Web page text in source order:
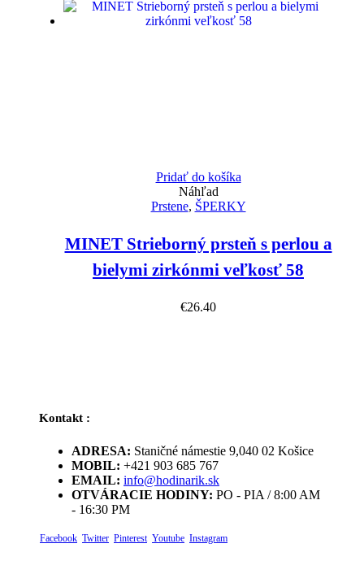
Pridať do košíka
Náhľad
Prstene, ŠPERKY
MINET Strieborný prsteň s perlou a
bielymi zirkónmi veľkosť 58
€26.40
Kontakt :
ADRESA: Staničné námestie 9,040 02 Košice
MOBIL: +421 903 685 767
EMAIL: info@hodinarik.sk
OTVÁRACIE HODINY: PO - PIA / 8:00 AM
- 16:30 PM
Facebook Twitter Pinterest Youtube Instagram